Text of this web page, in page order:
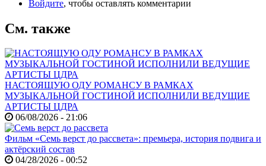
Войдите, чтобы оставлять комментарии
См. также
НАСТОЯЩУЮ ОДУ РОМАНСУ В РАМКАХ
МУЗЫКАЛЬНОЙ ГОСТИНОЙ ИСПОЛНИЛИ ВЕДУЩИЕ
АРТИСТЫ ЦДРА
06/08/2026 - 21:06
Фильм «Семь верст до рассвета»: премьера, история подвига и
актёрский состав
04/28/2026 - 00:52